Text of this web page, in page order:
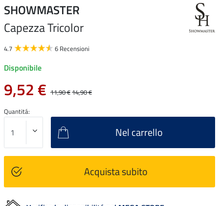
SHOWMASTER
Capezza Tricolor
4.7 6 Recensioni
Disponibile
9,52 € 11,90 €14,90 €
Quantitá:
Nel carrello
Acquista subito